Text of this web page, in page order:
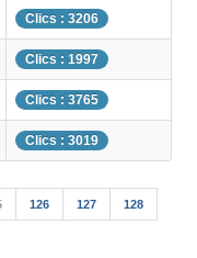
Clics : 3206
Clics : 1997
Clics : 3765
Clics : 3019
126 127 128